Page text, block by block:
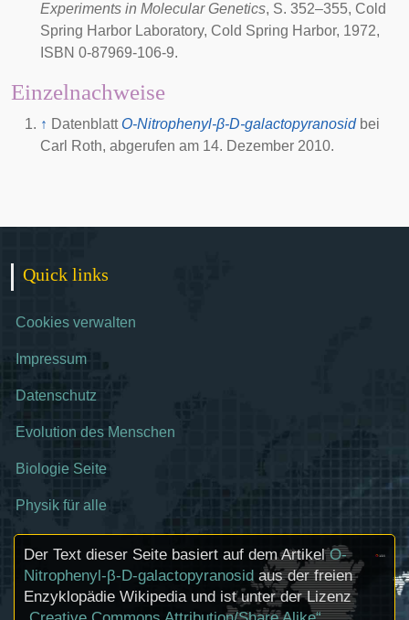
Experiments in Molecular Genetics, S. 352–355, Cold
Spring Harbor Laboratory, Cold Spring Harbor, 1972,
ISBN 0-87969-106-9.
Einzelnachweise
↑ Datenblatt O-Nitrophenyl-β-D-galactopyranosidbei
Carl Roth, abgerufen am 14. Dezember 2010.
Quick links
Cookies verwalten
Impressum
Datenschutz
Evolution des Menschen
Biologie Seite
Physik für alle
Der Text dieser Seite basiert auf dem ArtikelO-
Nitrophenyl-β-D-galactopyranosid aus der freien
Enzyklopädie Wikipedia und ist unter der Lizenz